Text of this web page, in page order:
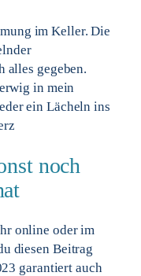
im Keller. Die
alles gegeben.
in mein
ein Lächeln ins
noch
online oder im
diesen Beitrag
garantiert auch